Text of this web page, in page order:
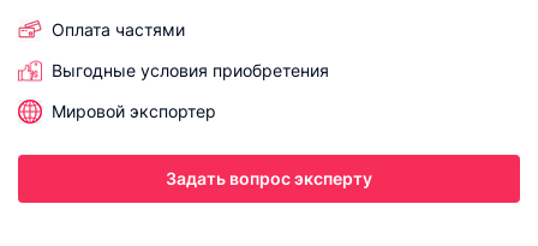
Оплата частями
Выгодные условия приобретения
Мировой экспортер
Задать вопрос эксперту